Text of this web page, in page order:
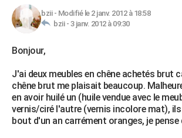
HIGH-TECH
Mobiles
Meilleur smartphone
Internet
Ordinateurs
Jeux vidéo
Guide high-tech
+BRICOLAGE
Forum
Aménagement intérieur
Extérieur
Cuisine
Salle de bains
Jardinage
Rangement
WEEK-END
Guides de France
Escapades
Patrimoine
Expositions
Musées
Week-end nature
+LIFESTYLE
Art de vivre
Bien-être
Loisirs
Mode
Modes de vie
SANTE
Alimentation
Guide de la santé
Maladies
Médicaments
Sommeil
VOYAGE
bzii- Modifié le 2 janv. 2012 à 18:58
bzii - 3 janv. 2012 à 09:30
Bonjour,
J'ai deux meubles en chêne achetés brut
chêne brut me plaisait beaucoup.
en avoir huilé un (huile vendue avec le
vernis/ciré l'autre (vernis incolore mat),
bout d'un an carrément oranges, je pense